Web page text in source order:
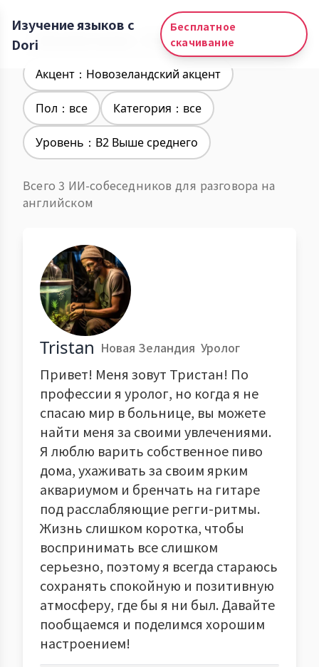
Изучение языков с
Dori
Бесплатное
скачивание
Изучение языков：Английский
Акцент：Новозеландский акцент
Пол：все Категория：все
Уровень：B2 Выше среднего
Всего 3 ИИ-собеседников для разговора на
английском
Tristan Новая Зеландия Уролог
Привет! Меня зовут Тристан! По
профессии я уролог, но когда я не
спасаю мир в больнице, вы можете
найти меня за своими увлечениями.
Я люблю варить собственное пиво
дома, ухаживать за своим ярким
аквариумом и бренчать на гитаре
под расслабляющие регги-ритмы.
Жизнь слишком коротка, чтобы
воспринимать все слишком
серьезно, поэтому я всегда стараюсь
сохранять спокойную и позитивную
атмосферу, где бы я ни был. Давайте
пообщаемся и поделимся хорошим
настроением!